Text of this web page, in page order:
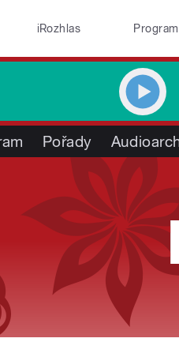
iRozhlas Program
Pořady